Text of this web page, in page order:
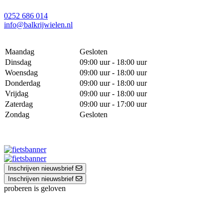
0252 686 014
info@balkrijwielen.nl
Maandag
Gesloten
Dinsdag
09:00 uur - 18:00 uur
Woensdag
09:00 uur - 18:00 uur
Donderdag
09:00 uur - 18:00 uur
Vrijdag
09:00 uur - 18:00 uur
Zaterdag
09:00 uur - 17:00 uur
Zondag
Gesloten
Inschrijven nieuwsbrief
Inschrijven nieuwsbrief
proberen is geloven